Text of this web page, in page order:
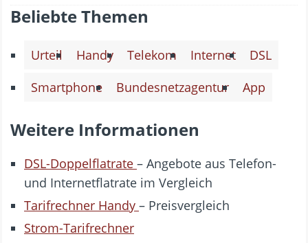
Beliebte Themen
Urteil Handy Telekom Internet
DSL
Smartphone
Bundesnetzagentur App
Weitere Informationen
DSL-Doppelflatrate – Angebote aus Telefon-
und Internetflatrate im Vergleich
Tarifrechner Handy – Preisvergleich
Strom-Tarifrechner